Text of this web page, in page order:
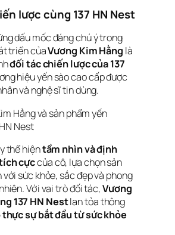
lược cùng 137 HN Nest
dấu mốc đáng chú ý trong
triển củaVương Kim Hằng là
đối tác chiến lược của 137
hiệu yến sào cao cấp được
và nghệ sĩ tin dùng.
Hằng và sản phẩm yến
Nest
thể hiệntầm nhìn và định
cựccủa cô, lựa chọn sản
với sức khỏe, sắc đẹp và phong
Với vai trò đối tác,Vương
137 HN Nestlan tỏa thông
thực sự bắt đầu từ sức khỏe